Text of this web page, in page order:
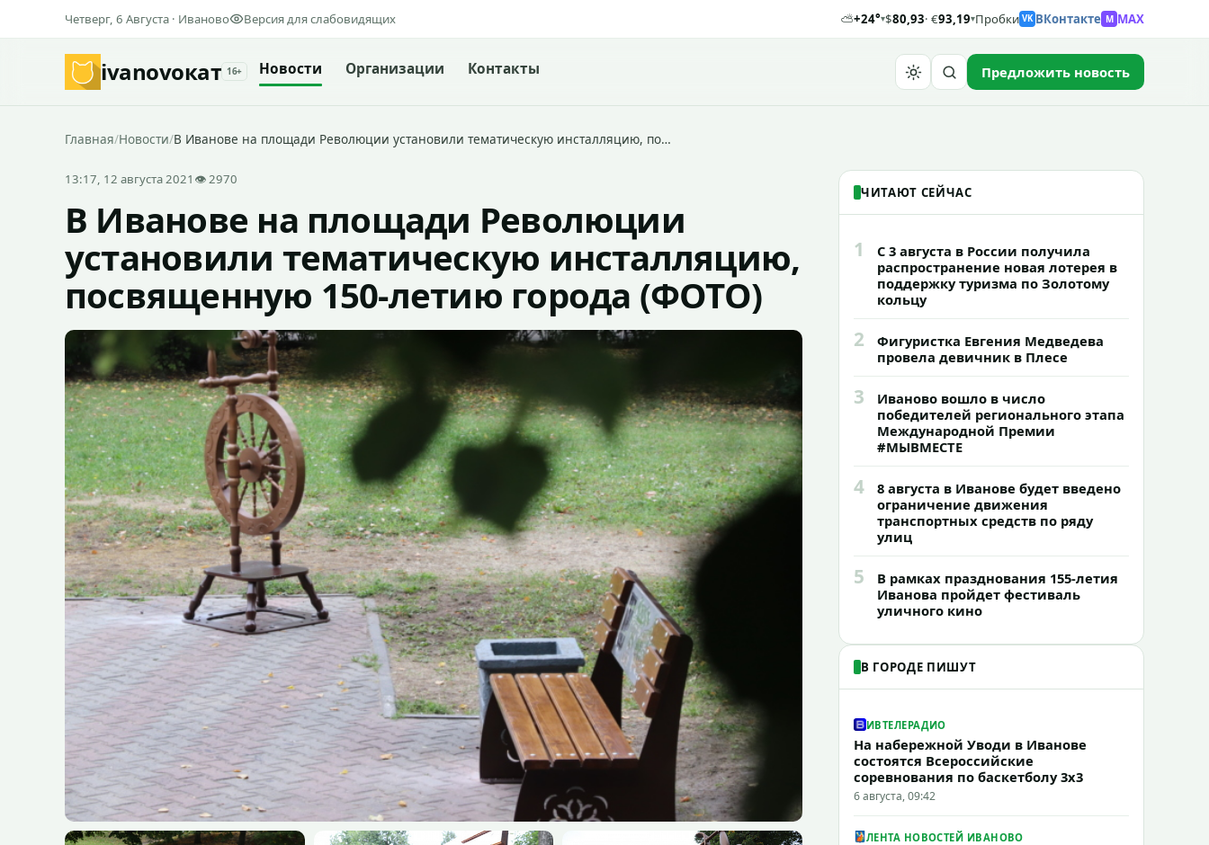
Четверг, 6 Августа · Иваново Версия для слабовидящих ⛅+24°▾$80,93· €93,19▾Пробки VK ВКонтакте M MAX
ivanovoкат 16+ Новости Организации Контакты Предложить новость
Главная/Новости/В Иванове на площади Революции установили тематическую инсталляцию, по…
13:17, 12 августа 2021 👁 2970
В Иванове на площади Революции
установили тематическую инсталляцию,
посвященную 150-летию города (ФОТО)
ЧИТАЮТ СЕЙЧАС
1
С 3 августа в России получила
распространение новая лотерея в
поддержку туризма по Золотому
кольцу
2
Фигуристка Евгения Медведева
провела девичник в Плесе
3
Иваново вошло в число
победителей регионального этапа
Международной Премии
#МЫВМЕСТЕ
4
8 августа в Иванове будет введено
ограничение движения
транспортных средств по ряду
улиц
5
В рамках празднования 155-летия
Иванова пройдет фестиваль
уличного кино
В ГОРОДЕ ПИШУТ
ИВТЕЛЕРАДИО
На набережной Уводи в Иванове
состоятся Всероссийские
соревнования по баскетболу 3x3
6 августа, 09:42
ЛЕНТА НОВОСТЕЙ ИВАНОВО